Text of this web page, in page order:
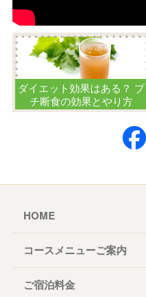
ダイエット効果はある？ プ
チ断食の効果とやり方
HOME
コースメニューご案内
ご宿泊料金